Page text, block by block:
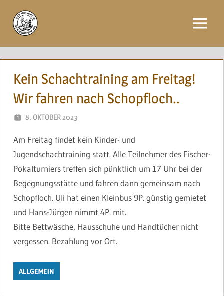
Inhalt
springen
Menü
Kein Schachtraining am Freitag!
Wir fahren nach Schopfloch..
8. OKTOBER 2023
Am Freitag findet kein Kinder- und
Jugendschachtraining statt. Alle Teilnehmer des Fischer-
Pokalturniers treffen sich pünktlich um 17 Uhr bei der
Begegnungsstätte und fahren dann gemeinsam nach
Schopfloch. Uli hat einen Kleinbus 9P. günstig gemietet
und Hans-Jürgen nimmt 4P. mit.
Bitte Bettwäsche, Hausschuhe und Handtücher nicht
vergessen. Bezahlung vor Ort.
ALLGEMEIN